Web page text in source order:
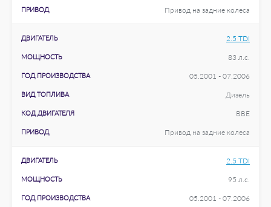
ПРИВОД Привод на задние колеса
ДВИГАТЕЛЬ 2.5 TDI
МОЩНОСТЬ 83 л.с.
ГОД ПРОИЗВОДСТВА 05.2001 - 07.2006
ВИД ТОПЛИВА Дизель
КОД ДВИГАТЕЛЯ BBE
ПРИВОД Привод на задние колеса
ДВИГАТЕЛЬ 2.5 TDI
МОЩНОСТЬ 95 л.с.
ГОД ПРОИЗВОДСТВА 05.2001 - 07.2006